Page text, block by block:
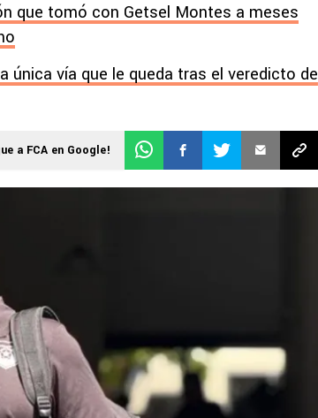
que tomó con Getsel Montes a meses
única vía que le queda tras el veredicto de
a FCA en Google!